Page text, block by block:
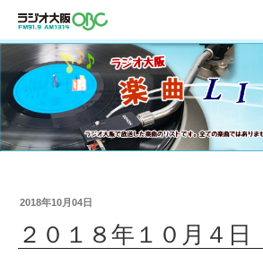
2018年10月04日
２０１８年１０月４日